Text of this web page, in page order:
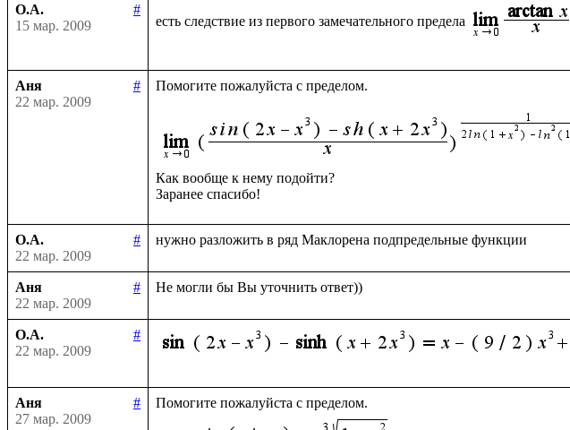
О.А.
#
15 мар. 2009
есть следствие из первого замечательного предела
Аня
#
22 мар. 2009
Помогите пожалуйста с пределом.
Как вообще к нему подойти?
О.А.
#
22 мар. 2009
Аня
#
22 мар. 2009
О.А.
#
22 мар. 2009
Аня
#
27 мар. 2009